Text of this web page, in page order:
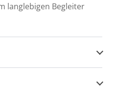
langlebigen Begleiter